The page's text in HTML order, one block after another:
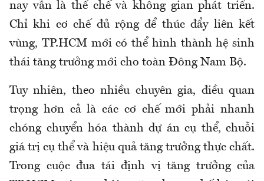
nay vẫn là thể chế và không gian phát triển.
Chỉ khi cơ chế đủ rộng để thúc đẩy liên kết
vùng, TP.HCM mới có thể hình thành hệ sinh
thái tăng trưởng mới cho toàn Đông Nam Bộ.
Tuy nhiên, theo nhiều chuyên gia, điều quan
trọng hơn cả là các cơ chế mới phải nhanh
chóng chuyển hóa thành dự án cụ thể, chuỗi
giá trị cụ thể và hiệu quả tăng trưởng thực chất.
Trong cuộc đua tái định vị tăng trưởng của